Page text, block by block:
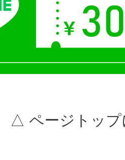
△ ページトップ